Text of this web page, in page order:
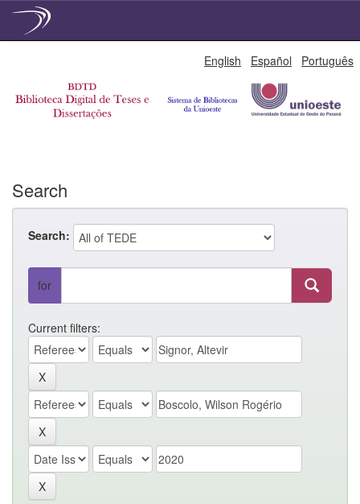
English Español Português
Search
Search:
for
Current filters: